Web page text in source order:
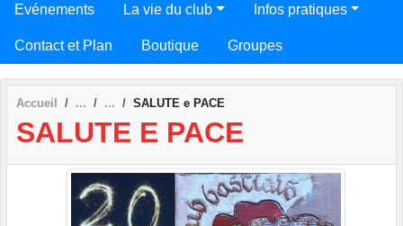
Evénements La vie du club Infos pratiques
Contact et Plan Boutique Groupes
Accueil SALUTE e PACE
SALUTE E PACE